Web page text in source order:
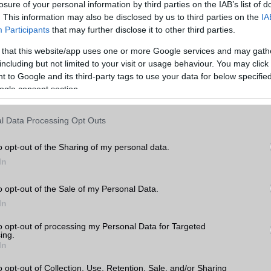
of your personal information by third parties on the IAB’s list of
This information may also be disclosed by us to third parties on the
Participants that may further disclose it to other third parties.
that this website/app uses one or more Google services and may
but not limited to your visit or usage behaviour. You may
to Google and its third-party tags to use your data for below
consent section.
Data Processing Opt Outs
opt-out of the Sharing of my personal data.
opt-out of the Sale of my Personal Data.
opt-out of processing my Personal Data for Targeted
opt-out of Collection, Use, Retention, Sale, and/or Sharing
előtt érdemes átgondolni, hogy mire is használnánk a készüléket. Ha
akkor például fontos lehet a nagy kijelző és a hosszú akkumulátor-
érdekel, hogy a legújabb és legjobb kamerával rendelkező készüléket szeretnéd,
amikor két mobiltelefont hasonlítunk össze, az ár. A mobiltelefonok széles
fontos, hogy az árakat összehasonlítsuk, és kiválasszuk a legjobb értéket
figyelembe kell vennünk a készülék belső hardverét, amely befolyásolja a
az egyik legfontosabb tényező, amikor egy mobiltelefont választunk. Az
azok számára, akik sokat utaznak, vagy sok időt töltenek el útközben. Az
és az energiatakarékos funkcióknak köszönhetően egyes készülékek
nagyon fontos tényező. A készülékek operációs rendszere befolyásolja a
iOS rendszerrel rendelkező készülékek szigorúbb biztonsági szabályokkal